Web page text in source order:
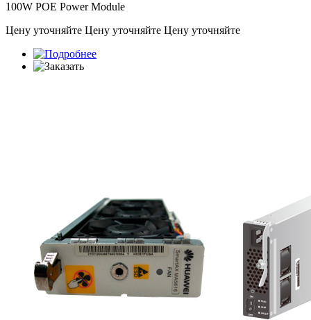
100W POE Power Module
Цену уточняйте Цену уточняйте Цену уточняйте